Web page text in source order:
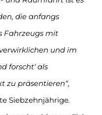
die anfangs
Fahrzeugs mit
und im
forscht‘ als
zu präsentieren“,
Siebzehnjährige.